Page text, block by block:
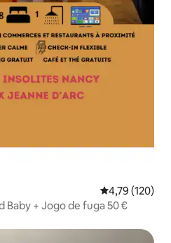
4,79 de uma
4,79 (120)
Baby + Jogo de fuga 50 €